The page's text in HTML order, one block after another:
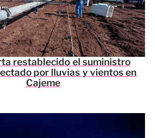
restablecido el suministro
por lluvias y vientos en
Cajeme